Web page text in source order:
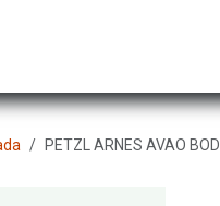
PETZL ARNES AVAO BOD